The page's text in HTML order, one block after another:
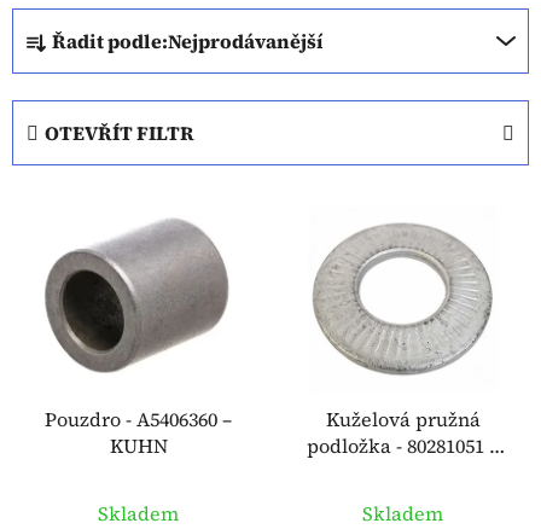
Ř
a
z
n
í
Řadit podle:Nejprodávanější
OTEVŘÍT FILTR
Pouzdro - A5406360 –
KUHN
Skladem
Kuželová pružná
podložka - 80281051 –
Skladem